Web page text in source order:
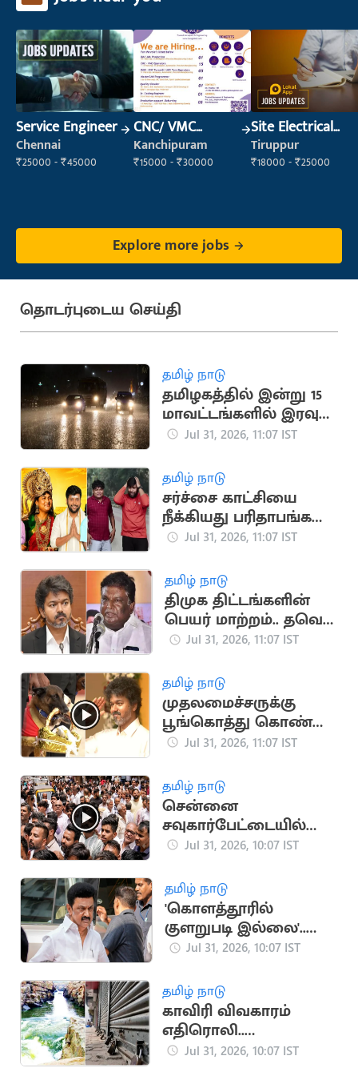
Service Engineer
Chennai
₹25000 - ₹45000
CNC/ VMC
Operator
Kanchipuram
₹15000 - ₹30000
Site Electrical
Engineer
Tiruppur
₹18000 - ₹25000
Explore more jobs
தொடர்புடைய செய்தி
தமிழ் நாடு
தமிழகத்தில் இன்று 15
மாவட்டங்களில் இரவு 7
மணி வரை மழைக்கு
Jul 31, 2026, 11:07 IST
தமிழ் நாடு
சர்ச்சை காட்சியை
நீக்கியது பரிதாபங்கள்
சேனல்.. வெளியிட்ட
Jul 31, 2026, 11:07 IST
தமிழ் நாடு
திமுக திட்டங்களின்
பெயர் மாற்றம்.. தவெக
அரசுக்கு MLA
Jul 31, 2026, 11:07 IST
தமிழ் நாடு
முதலமைச்சருக்கு
பூங்கொத்து கொண்டு
வந்த மோப்ப நாய்
Jul 31, 2026, 11:07 IST
தமிழ் நாடு
சென்னை
சவுகார்பேட்டையில்
வடமாநில
போராட்டம்
Jul 31, 2026, 10:07 IST
தமிழ் நாடு
'கொளத்தூரில்
குளறுபடி இல்லை'..
தேர்தல் ஆணையம்
Jul 31, 2026, 10:07 IST
தமிழ் நாடு
காவிரி விவகாரம்
எதிரொலி..
கர்நாடகாவில் பந்த்
Jul 31, 2026, 10:07 IST